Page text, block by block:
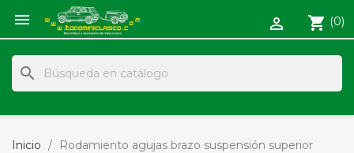
 shopping_cart (0)

search
Inicio Rodamiento agujas brazo suspensión superior